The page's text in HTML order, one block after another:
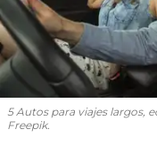
5 Autos para viajes largos,
Freepik.